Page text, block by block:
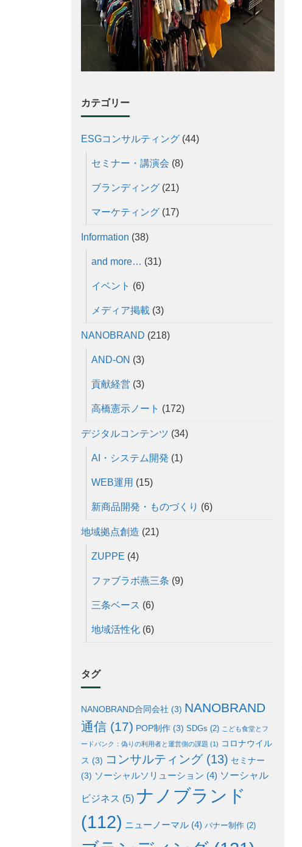
カテゴリー
ESGコンサルティング (44)
セミナー・講演会 (8)
ブランディング (21)
マーケティング (17)
Information (38)
and more… (31)
イベント (6)
メディア掲載 (3)
NANOBRAND (218)
AND-ON (3)
貢献経営 (3)
高橋憲示ノート (172)
デジタルコンテンツ (34)
AI・システム開発 (1)
WEB運用 (15)
新商品開発・ものづくり (6)
地域拠点創造 (21)
ZUPPE (4)
ファブラボ燕三条 (9)
三条ベース (6)
地域活性化 (6)
タグ
NANOBRAND合同会社 (3) NANOBRAND
通信 (17) POP制作 (3) SDGs (2) こども食堂とフ
ードバンク：偽りの利用者と運営側の課題 (1) コロナウイル
ス (3) コンサルティング(13) セミナー
(3) ソーシャルソリューション (4) ソーシャル
ビジネス (5) ナノブランド
(112) ニューノーマル (4) バナー制作 (2)